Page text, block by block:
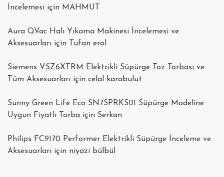
İncelemesi için MAHMUT
Aura QVac Halı Yıkama Makinesi İncelemesi ve
Aksesuarları için Tufan erol
Siemens VSZ6XTRM Elektrikli Süpürge Toz Torbası ve
Tüm Aksesuarları için celal karabulut
Sunny Green Life Eco SN7SPRKS01 Süpürge Modeline
Uygun Fiyatlı Torba için Serkan
Philips FC9170 Performer Elektrikli Süpürge İnceleme ve
Aksesuarları için niyazi bülbül